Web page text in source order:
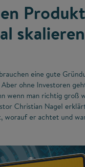
skalieren
eine gute
ohne Investoren
wenn man richtig groß
Christian Nagel
worauf er achtet und